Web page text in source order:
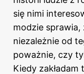
się nimi
modzie sprawia,
niezależnie od
poważnie, czy
Kiedy zakładam